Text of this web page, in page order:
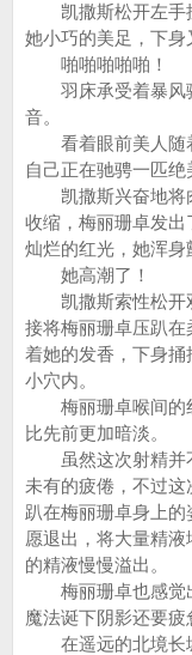
凯撒斯松开左手
她小巧的美足，下身
啪啪啪啪啪！
羽床承受着暴风
音。
看着眼前美人随
自己正在驰骋一匹绝
凯撒斯兴奋地将
收缩，梅丽珊卓发
灿烂的红光，她浑身
她高潮了！
凯撒斯索性松开
接将梅丽珊卓压趴
着她的发香，下身
小穴内。
梅丽珊卓喉间的
比先前更加暗淡。
虽然这次射精并
未有的疲倦，不过
趴在梅丽珊卓身上
愿退出，将大量精
的精液慢慢溢出。
梅丽珊卓也感觉出
魔法诞下阴影还要疲
在遥远的北境长